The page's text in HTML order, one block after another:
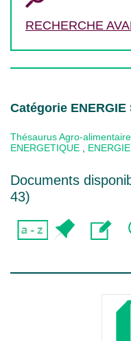
RECHERCHE
Catégorie ENERGIE
Thésaurus Agro-alimentaire
ENERGETIQUE
Documents
43)